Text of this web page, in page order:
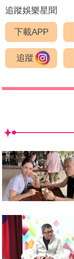
追蹤娛樂星聞
下載APP
追蹤